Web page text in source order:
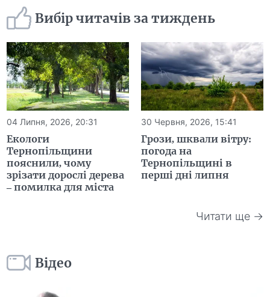
Вибір читачів за тиждень
04 Липня, 2026, 20:31
Екологи
Тернопільщини
пояснили, чому
зрізати дорослі дерева
– помилка для міста
30 Червня, 2026, 15:41
Грози, шквали вітру:
погода на
Тернопільщині в
перші дні липня
Читати ще →
Відео